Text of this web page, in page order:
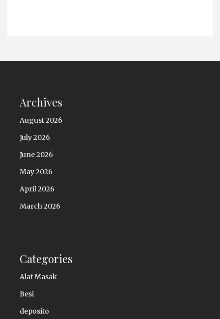
Archives
August 2026
July 2026
June 2026
May 2026
April 2026
March 2026
Categories
Alat Masak
Besi
deposito